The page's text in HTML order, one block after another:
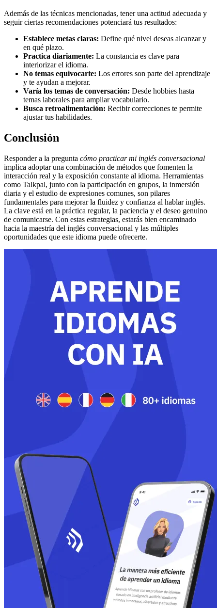
Además de las técnicas mencionadas, tener una actitud adecuada y
seguir ciertas recomendaciones potenciará tus resultados:
Establece metas claras: Define qué nivel deseas alcanzar y
en qué plazo.
Practica diariamente: La constancia es clave para
interiorizar el idioma.
No temas equivocarte: Los errores son parte del aprendizaje
y te ayudan a mejorar.
Varía los temas de conversación: Desde hobbies hasta
temas laborales para ampliar vocabulario.
Busca retroalimentación: Recibir correcciones te permite
ajustar tus habilidades.
Conclusión
Responder a la pregunta cómo practicar mi inglés conversacional
implica adoptar una combinación de métodos que fomenten la
interacción real y la exposición constante al idioma. Herramientas
como Talkpal, junto con la participación en grupos, la inmersión
diaria y el estudio de expresiones comunes, son pilares
fundamentales para mejorar la fluidez y confianza al hablar inglés.
La clave está en la práctica regular, la paciencia y el deseo genuino
de comunicarse. Con estas estrategias, estarás bien encaminado
hacia la maestría del inglés conversacional y las múltiples
oportunidades que este idioma puede ofrecerte.